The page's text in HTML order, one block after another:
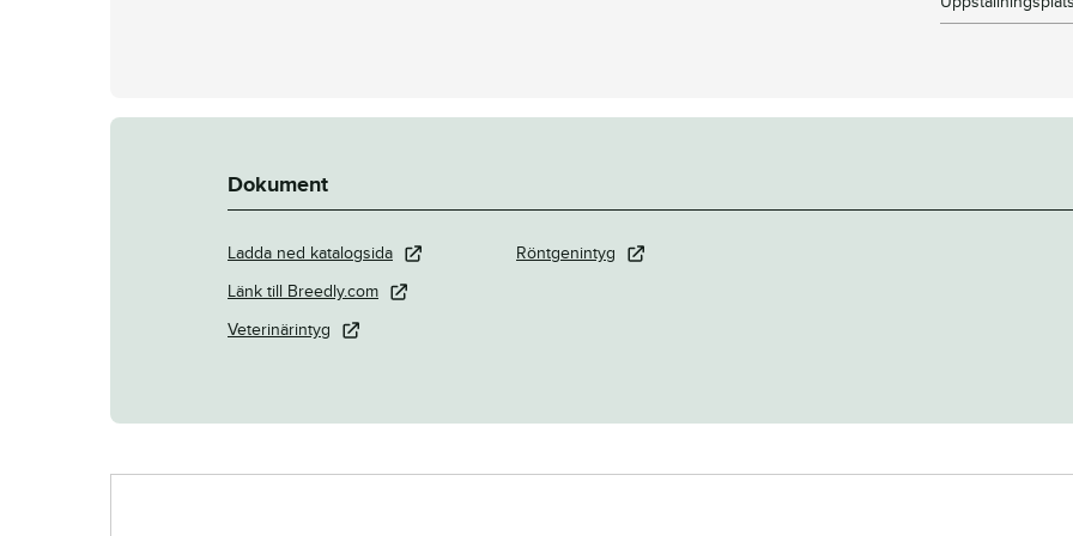
Dokument
Ladda ned katalogsida
Länk till Breedly.com
Veterinärintyg
Röntgenintyg